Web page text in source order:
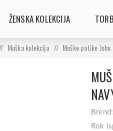
ŽENSKA KOLEKCIJA
/ Muška kolekcija / Muške patike
Brend:
Rok